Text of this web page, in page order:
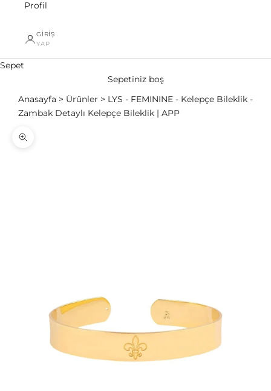
Profil
GIRIŞ
YAP
Sepet
Sepetiniz boş
Anasayfa
Ürünler
LYS - FEMININE - Kelepçe Bileklik -
Zambak Detaylı Kelepçe Bileklik | APP
Yakınlaştır